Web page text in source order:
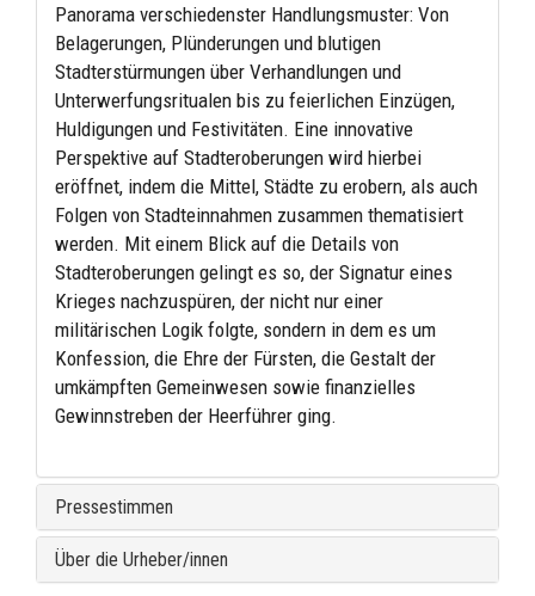
Panorama verschiedenster Handlungsmuster: Von
Belagerungen, Plünderungen und blutigen
Stadterstürmungen über Verhandlungen und
Unterwerfungsritualen bis zu feierlichen Einzügen,
Huldigungen und Festivitäten. Eine innovative
Perspektive auf Stadteroberungen wird hierbei
eröffnet, indem die Mittel, Städte zu erobern, als auch
Folgen von Stadteinnahmen zusammen thematisiert
werden. Mit einem Blick auf die Details von
Stadteroberungen gelingt es so, der Signatur eines
Krieges nachzuspüren, der nicht nur einer
militärischen Logik folgte, sondern in dem es um
Konfession, die Ehre der Fürsten, die Gestalt der
umkämpften Gemeinwesen sowie finanzielles
Gewinnstreben der Heerführer ging.
Pressestimmen
Über die Urheber/innen